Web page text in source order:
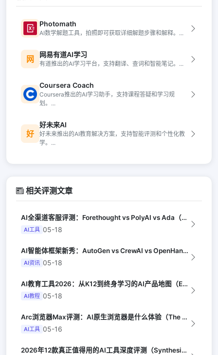
Photomath
AI数学解题工具，拍照即可获取详细解题步骤和解释。...
网 网易有道AI学习
有道推出的AI学习平台，支持翻译、查词和智能笔记。...
Coursera Coach
Coursera推出的AI学习助手，支持课程答疑和学习规
划。...
好
好未来AI
好未来推出的AI教育解决方案，支持智能评测和个性化教
学。...
相关评测文章
AI全渠道客服评测：Forethought vs PolyAI vs Ada（G...
AI工具 05-18
AI智能体框架新秀：AutoGen vs CrewAI vs OpenHands...
AI资讯 05-18
AI教育工具2026：从K12到终身学习的AI产品地图（EdSurge）
AI教程 05-18
Arc浏览器Max评测：AI原生浏览器是什么体验（The Verge）
AI工具 05-16
2026年12款真正值得用的AI工具深度评测（Synthesia评选）